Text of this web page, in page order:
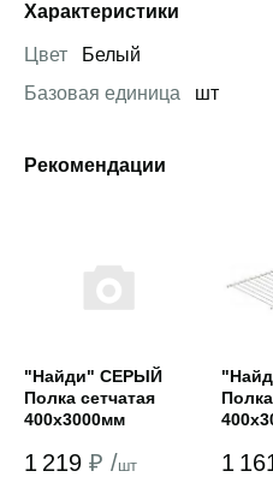
Характеристики
Цвет
Белый
Базовая единица
шт
Рекомендации
"Найди" СЕРЫЙ
Полка сетчатая
400х3000мм
1 219 ₽ /шт 1